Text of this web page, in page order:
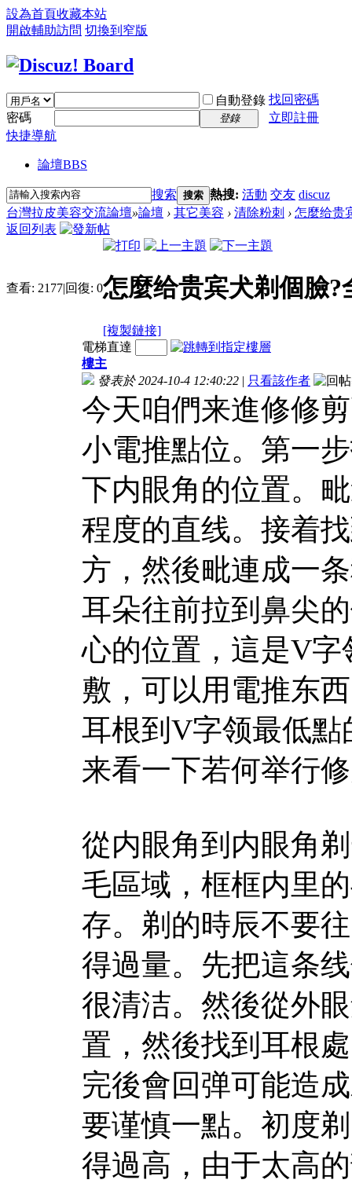
設為首頁收藏本站
開啟輔助訪問 切換到窄版
自動登錄 找回密碼
密碼
登錄
立即註冊
快捷導航
論壇BBS
搜索 搜索 熱搜: 活動 交友 discuz
台灣拉皮美容交流論壇»論壇 › 其它美容 › 清除粉刺 › 怎麼给贵
返回列表
查看: 2177|回復: 0怎麼给贵宾犬剃個臉
[複製鏈接]
電梯直達
樓主
發表於 2024-10-4 12:40:22 | 只看該作者
今天咱們来進修修
小電推點位。第一
下内眼角的位置。
程度的直线。接着
方，然後毗連成一
耳朵往前拉到鼻尖
心的位置，這是V
敷，可以用電推东
耳根到V字领最低
来看一下若何举行
從内眼角到内眼角
毛區域，框框内里
存。剃的時辰不要
得過量。先把這条
很清洁。然後從外
置，然後找到耳根
完後會回弹可能造
要谨慎一點。初度
得過高，由于太高